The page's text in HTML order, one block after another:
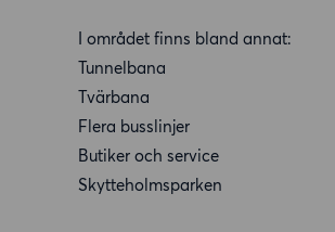
I området finns bland annat:
Tunnelbana
Tvärbana
Flera busslinjer
Butiker och service
Skytteholmsparken